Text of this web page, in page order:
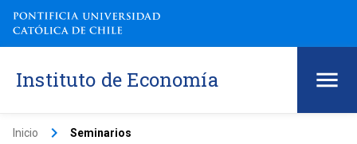
Instituto de Economía
Inicio keyboard_arrow_right Seminarios